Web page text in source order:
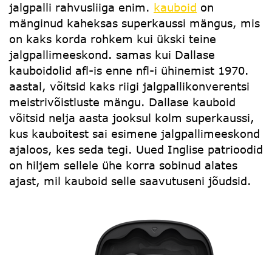
jalgpalli rahvusliiga enim. kauboid on
mänginud kaheksas superkaussi mängus, mis
on kaks korda rohkem kui ükski teine ​​
jalgpallimeeskond. samas kui Dallase
kauboidolid afl-is enne nfl-i ühinemist 1970.
aastal, võitsid kaks riigi jalgpallikonverentsi
meistrivõistluste mängu. Dallase kauboid
võitsid nelja aasta jooksul kolm superkaussi,
kus kauboitest sai esimene jalgpallimeeskond
ajaloos, kes seda tegi. Uued Inglise patrioodid
on hiljem sellele ühe korra sobinud alates
ajast, mil kauboid selle saavutuseni jõudsid.